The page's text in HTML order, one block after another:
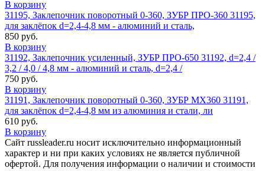
В корзину
31195, Заклепочник поворотный 0-360, ЗУБР ПРО-360 31195,
для заклёпок d=2,4-4,8 мм - алюминий и сталь,
850 руб.
В корзину
31192, Заклепочник усиленный, ЗУБР ПРО-650 31192, d=2,4 /
3,2 / 4,0 / 4,8 мм - алюминий и сталь, d=2,4 /
750 руб.
В корзину
31191, Заклепочник поворотный 0-360, ЗУБР МХ360 31191,
для заклёпок d=2,4-4,8 мм из алюминия и стали, ли
610 руб.
В корзину
Сайт russleader.ru носит исключительно информационный
характер и ни при каких условиях не является публичной
офертой. Для получения информации о наличии и стоимости